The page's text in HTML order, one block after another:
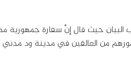
حيث قال إنَّ سفارة جمهورية
أولياء أمورهم من العالقين في مدينة ود